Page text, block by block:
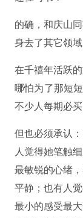
的确，和庆山
身去了其它领
在千禧年活跃
哪怕为了那短
不少人每期必买
但也必须承认
人觉得她笔触
最敏锐的心绪
平静；也有人
最小的感受最